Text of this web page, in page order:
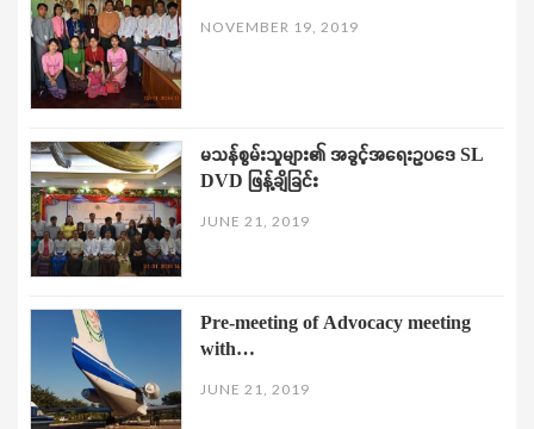
NOVEMBER 19, 2019
မသန်စွမ်းသူများ၏ အခွင့်အရေးဥပဒေ SL
DVD ဖြန့်ချိခြင်း
JUNE 21, 2019
Pre-meeting of Advocacy meeting
with…
JUNE 21, 2019